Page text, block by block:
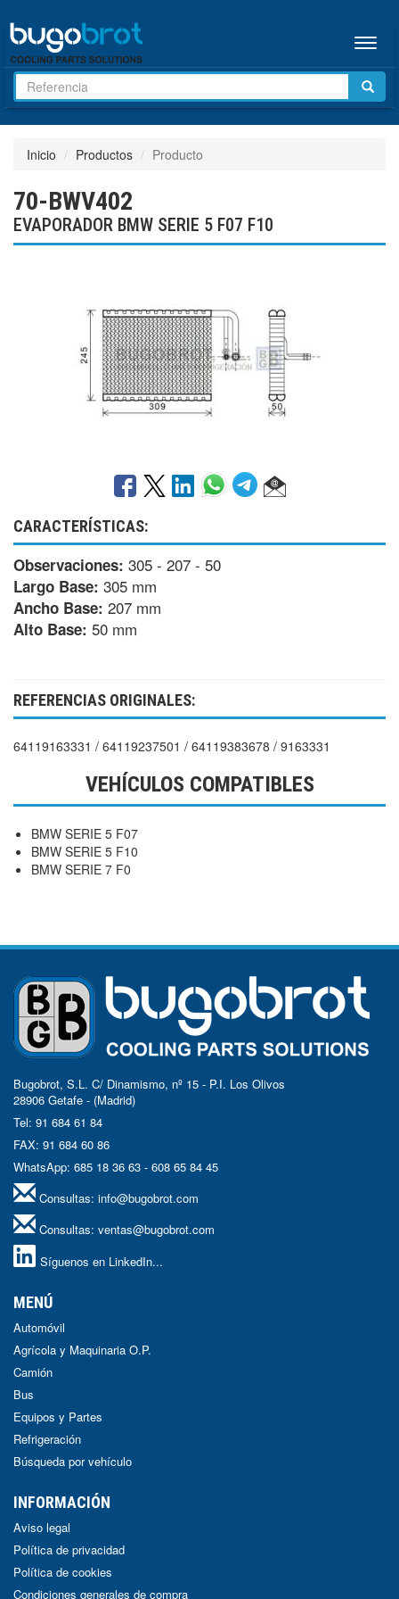
Menú
Inicio Productos Producto
70-BWV402
EVAPORADOR BMW SERIE 5 F07 F10
CARACTERÍSTICAS:
Observaciones: 305 - 207 - 50
Largo Base: 305 mm
Ancho Base: 207 mm
Alto Base: 50 mm
REFERENCIAS ORIGINALES:
64119163331 / 64119237501 / 64119383678 / 9163331
VEHÍCULOS COMPATIBLES
BMW SERIE 5 F07
BMW SERIE 5 F10
BMW SERIE 7 F0
Bugobrot, S.L. C/ Dinamismo, nº 15 - P.I. Los Olivos
28906 Getafe - (Madrid)
Tel: 91 684 61 84
FAX: 91 684 60 86
WhatsApp: 685 18 36 63 - 608 65 84 45
Consultas: info@bugobrot.com
Consultas: ventas@bugobrot.com
Síguenos en LinkedIn...
MENÚ
Automóvil
Agrícola y Maquinaria O.P.
Camión
Bus
Equipos y Partes
Refrigeración
Búsqueda por vehículo
INFORMACIÓN
Aviso legal
Política de privacidad
Política de cookies
Condiciones generales de compra